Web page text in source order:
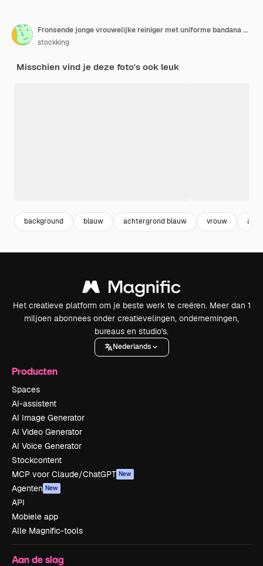
Fronsende jonge vrouwelijke reiniger met uniforme bandana en rubberen handschoenen met borstel en reinigingsmiddel kijkend naar reinigingsmiddel geïsoleerd op blauwe achtergrond
stockking
Misschien vind je deze foto's ook leuk
background blauw achtergrond blauw vrouw
Het creatieve platform om je beste werk te creëren. Meer dan 1
miljoen abonnees onder creatievelingen, ondernemingen,
bureaus en studio's.
Nederlands
Producten
Spaces
AI-assistent
AI Image Generator
AI Video Generator
AI Voice Generator
Stockcontent
MCP voor Claude/ChatGPT New
Agenten New
API
Mobiele app
Alle Magnific-tools
Aan de slag